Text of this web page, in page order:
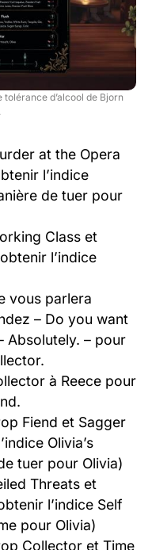
d’alcool de Bjorn
at the Opera
l’indice
de tuer pour
Class et
l’indice
vous parlera
– Do you want
Absolutely. – pour
à Reece pour
Fiend et Sagger
Olivia’s
tuer pour Olivia)
Threats et
l’indice Self
pour Olivia)
Collector et Time